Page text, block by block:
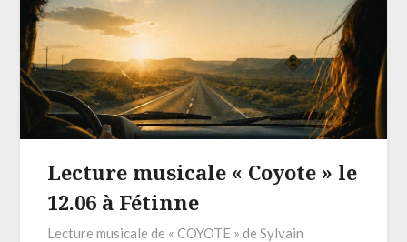
Lecture musicale « Coyote » le
12.06 à Fétinne
Lecture musicale de « COYOTE » de Sylvain